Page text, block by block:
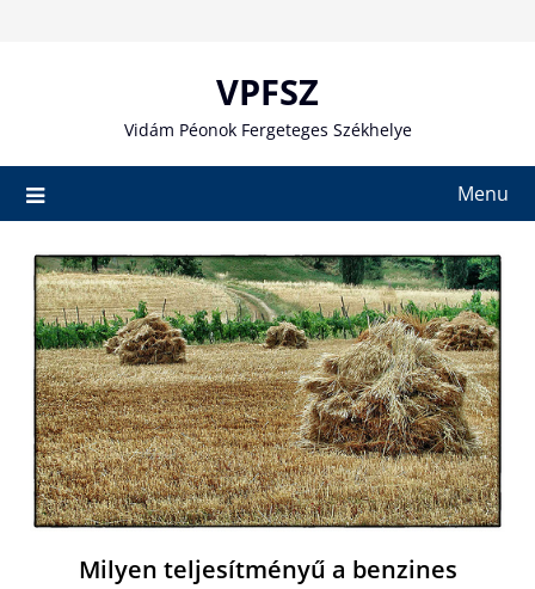
VPFSZ
Vidám Péonok Fergeteges Székhelye
Menu
Milyen teljesítményű a benzines